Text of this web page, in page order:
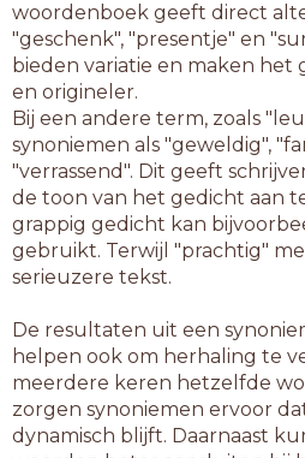
woordenboek geeft direct
"geschenk", "presentje" en
bieden variatie en maken het
en origineler.
Bij een andere term, zoals
synoniemen als "geweldig",
"verrassend". Dit geeft
de toon van het gedicht aan
grappig gedicht kan
gebruikt. Terwijl "prachtig"
serieuzere tekst.
De resultaten uit een
helpen ook om herhaling te
meerdere keren hetzelfde
zorgen synoniemen ervoor
dynamisch blijft. Daarnaast